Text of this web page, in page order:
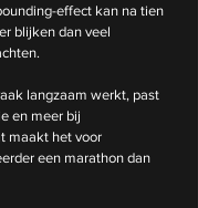
effect kan na tien
blijken dan veel
langzaam werkt, past
en meer bij
maakt het voor
een marathon dan